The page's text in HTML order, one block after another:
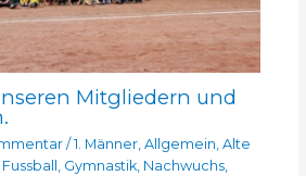
Mitgliedern und
/ 1. Männer, Allgemein, Alte
Fussball , Gymnastik, Nachwuchs,